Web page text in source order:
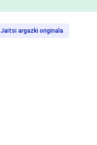
Jaitsi argazki originala